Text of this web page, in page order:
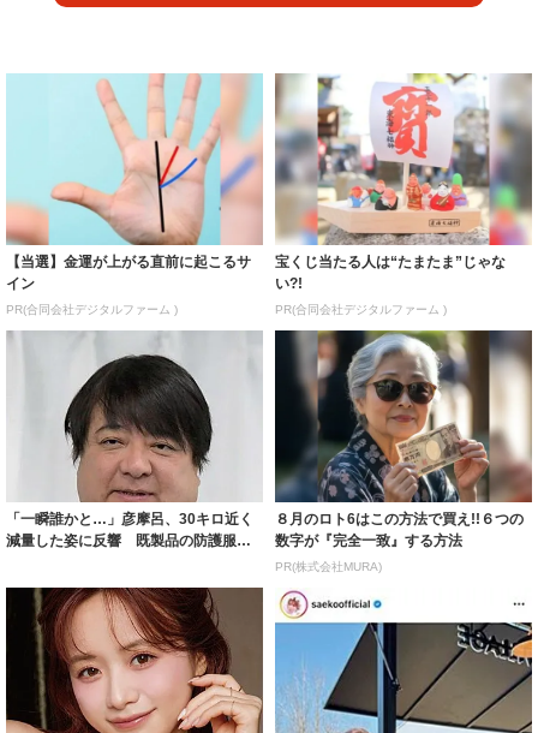
【当選】金運が上がる直前に起こるサ
イン
PR(合同会社デジタルファーム )
宝くじ当たる人は“たまたま”じゃな
い?!
PR(合同会社デジタルファーム )
「一瞬誰かと…」彦摩呂、30キロ近く
減量した姿に反響 既製品の防護服が
８月のロト6はこの方法で買え!!６つの
数字が『完全一致』する方法
PR(株式会社MURA)